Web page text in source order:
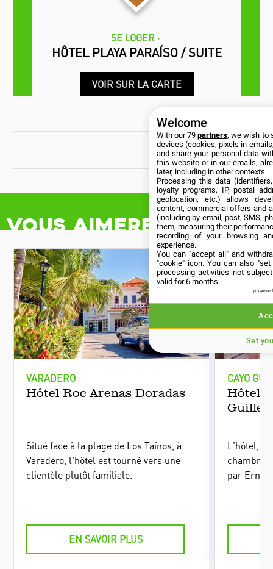
HÔTEL PLAYA PARAÍSO / SUITE
SE LOGER
CUBANÍA
Vous aimerez aussi
VARADERO
Situé face à la plage de Los Taínos, à
Varadero, l'hôtel est tourné vers une
CAYO
Hôtel
L'hôtel, le
les îlots
Welcome
With our 79partners, we wish to
devices (cookies, pixels in
and share your personal data
this website or in our emails,
later, including in other contexts.
Processing this data
loyalty programs, IP, postal
geolocation, etc.) allows
content, commercial offers and
(including by email, post, SMS,
them, measuring their
recording of your browsing
experience.
You can "accept all" and
"cookie" icon. You can also
processing activities not
valid for 6 months.
Set